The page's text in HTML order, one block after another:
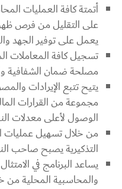
أتمتة كافة العمليات
على التقليل من فرص
يعمل على توفير الجهد
تسجيل كافة المعاملات
مصلحة ضمان الشفافية
يتيح تتبع الإيرادات
مجموعة من القرارات
الوصول لأعلى معدلات
من خلال تسهيل عمليات
التذكيرية يصبح صاحب
يساعد البرنامج في
والمحاسبية المحلية من